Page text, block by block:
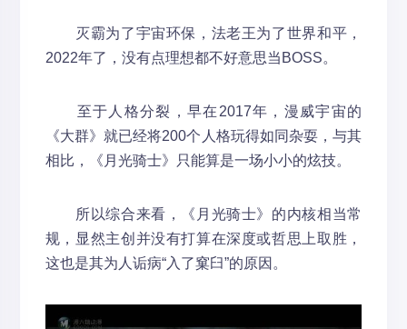
灭霸为了宇宙环保，法老王为了世界和平，
2022年了，没有点理想都不好意思当BOSS。
至于人格分裂，早在2017年，漫威宇宙的
《大群》就已经将200个人格玩得如同杂耍，与其
相比，《月光骑士》只能算是一场小小的炫技。
所以综合来看，《月光骑士》的内核相当常
规，显然主创并没有打算在深度或哲思上取胜，
这也是其为人诟病“入了窠臼”的原因。